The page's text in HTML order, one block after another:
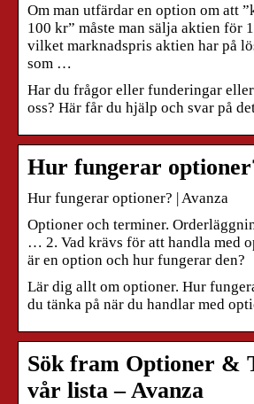
Om man utfärdar en option om att
100 kr” måste man sälja aktien för
vilket marknadspris aktien har på
som …
Har du frågor eller funderingar
oss? Här får du hjälp och svar på
Hur fungerar
Hur fungerar optioner? | Avanza
Optioner och terminer.
… 2. Vad krävs för att handla med
är en option och hur fungerar den?
Lär dig allt om optioner. Hur
du tänka på när du handlar med
Sök fram Optioner &
vår lista – Avanza